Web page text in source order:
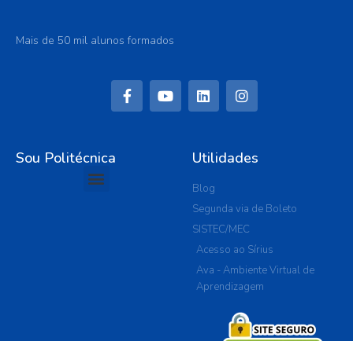
Mais de 50 mil alunos formados
Sou Politécnica Utilidades
Blog
Segunda via de Boleto
SISTEC/MEC
Acesso ao Sírius
Ava - Ambiente Virtual de
Aprendizagem